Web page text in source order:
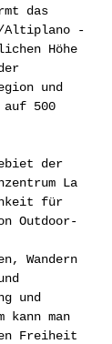
das
Altiplano -
Höhe
und
auf 500
der
La
für
Outdoor-
Wandern
und
kann man
Freiheit